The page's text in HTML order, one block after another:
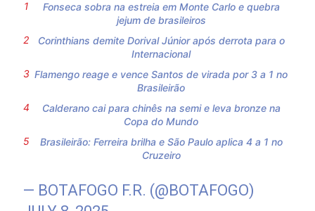
Fonseca sobra na estreia em Monte Carlo e quebra
jejum de brasileiros
Corinthians demite Dorival Júnior após derrota para o
Internacional
Flamengo reage e vence Santos de virada por 3 a 1 no
Brasileirão
Calderano cai para chinês na semi e leva bronze na
Copa do Mundo
Brasileirão: Ferreira brilha e São Paulo aplica 4 a 1 no
Cruzeiro
— BOTAFOGO F.R. (@BOTAFOGO)